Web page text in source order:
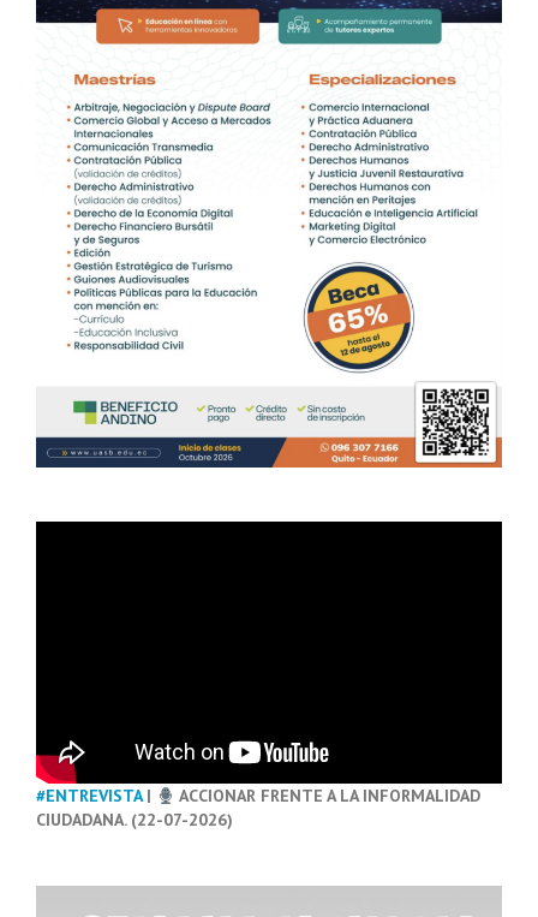
#ENTREVISTA|
ACCIONAR FRENTE A LA INFORMALIDAD
CIUDADANA. (22-07-2026)